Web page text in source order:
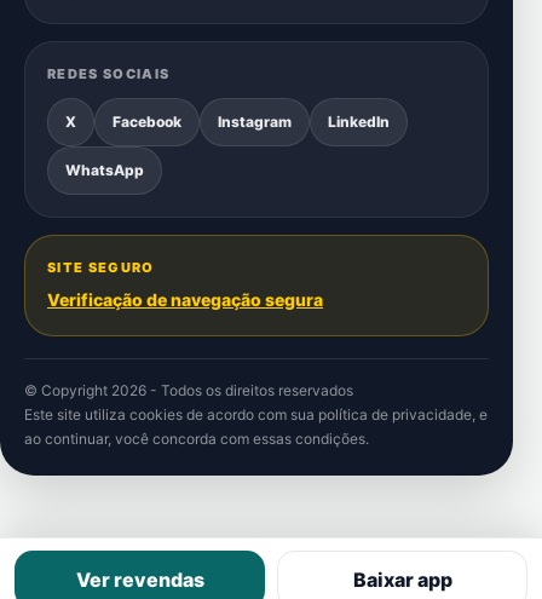
REDES SOCIAIS
X Facebook Instagram LinkedIn
WhatsApp
SITE SEGURO
Verificação de navegação segura
© Copyright 2026 - Todos os direitos reservados
Este site utiliza cookies de acordo com sua política de privacidade, e
ao continuar, você concorda com essas condições.
Ver revendas Baixar app